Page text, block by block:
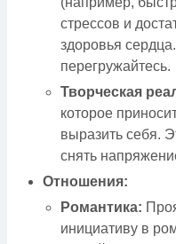
стрессов и
здоровья
перегружайтесь.
Творческая
которое
выразить себя.
снять
Отношения:
Романтика:
инициативу в